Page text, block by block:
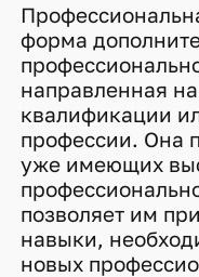
форма
направленная
квалификации
профессии. Она
уже имеющих
позволяет им
навыки,
новых